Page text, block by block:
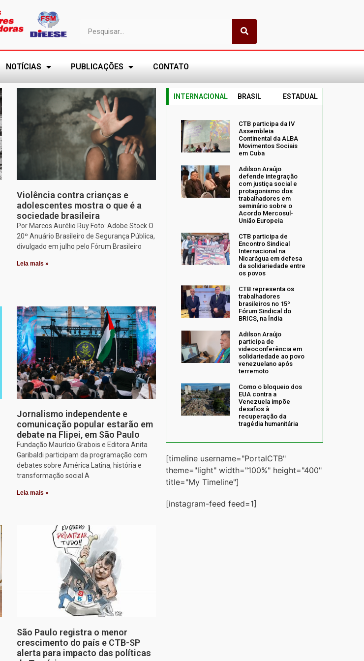
NOTÍCIAS PUBLICAÇÕES CONTATO
Violência contra crianças e
adolescentes mostra o que é a
sociedade brasileira
Por Marcos Aurélio Ruy Foto: Adobe Stock O
20º Anuário Brasileiro de Segurança Pública,
divulgado em julho pelo Fórum Brasileiro
Leia mais »
Jornalismo independente e
comunicação popular estarão em
debate na Flipei, em São Paulo
Fundação Maurício Grabois e Editora Anita
Garibaldi participam da programação com
debates sobre América Latina, história e
transformação social A
Leia mais »
São Paulo registra o menor
crescimento do país e CTB-SP
alerta para impacto das políticas
INTERNACIONAL BRASIL ESTADUAL
CTB participa da IV
Assembleia
Continental da ALBA
Movimentos Sociais
em Cuba
Adilson Araújo
defende integração
com justiça social e
protagonismo dos
trabalhadores em
seminário sobre o
Acordo Mercosul-
União Europeia
CTB participa de
Encontro Sindical
Internacional na
Nicarágua em defesa
da solidariedade entre
os povos
CTB representa os
trabalhadores
brasileiros no 15º
Fórum Sindical do
BRICS, na Índia
Adilson Araújo
participa de
videoconferência em
solidariedade ao povo
venezuelano após
terremoto
Como o bloqueio dos
EUA contra a
Venezuela impõe
desafios à
recuperação da
tragédia humanitária
[timeline username="PortalCTB"
theme="light" width="100%" height="400"
title="My Timeline"]
[instagram-feed feed=1]